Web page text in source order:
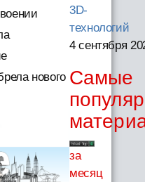
нового
3D-
технологий
4 сентября
Самые
за
месяц